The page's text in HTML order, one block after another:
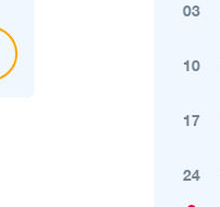
03
10
17
24